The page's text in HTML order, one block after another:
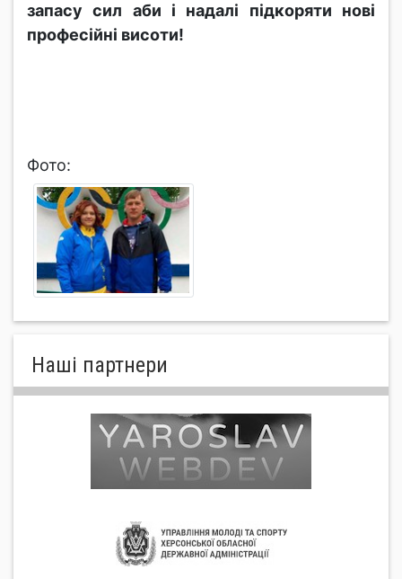
запасу сил аби і надалі підкоряти нові
професійні висоти!
Фото:
Нашi партнери